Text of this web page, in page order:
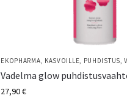
EKOPHARMA, KASVOILLE, PUHDISTUS,
Vadelma glow
27,90€